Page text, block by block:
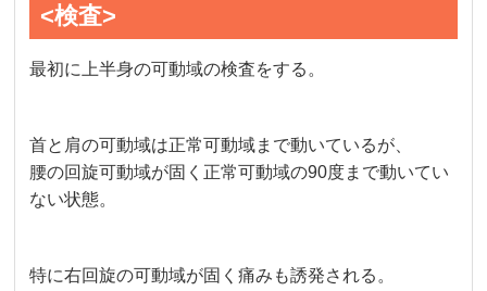
<検査>
最初に上半身の可動域の検査をする。
首と肩の可動域は正常可動域まで動いているが、
腰の回旋可動域が固く正常可動域の90度まで動いてい
ない状態。
特に右回旋の可動域が固く痛みも誘発される。